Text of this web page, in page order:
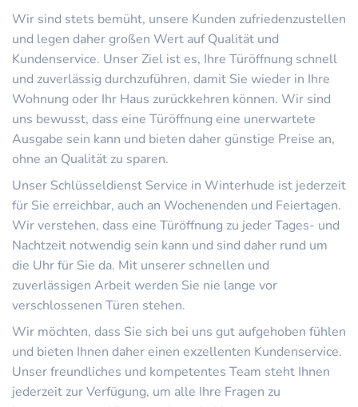
Wir sind stets bemüht, unsere Kunden zufriedenzustellen
und legen daher großen Wert auf Qualität und
Kundenservice. Unser Ziel ist es, Ihre Türöffnung schnell
und zuverlässig durchzuführen, damit Sie wieder in Ihre
Wohnung oder Ihr Haus zurückkehren können. Wir sind
uns bewusst, dass eine Türöffnung eine unerwartete
Ausgabe sein kann und bieten daher günstige Preise an,
ohne an Qualität zu sparen.
Unser Schlüsseldienst Service in Winterhude ist jederzeit
für Sie erreichbar, auch an Wochenenden und Feiertagen.
Wir verstehen, dass eine Türöffnung zu jeder Tages- und
Nachtzeit notwendig sein kann und sind daher rund um
die Uhr für Sie da. Mit unserer schnellen und
zuverlässigen Arbeit werden Sie nie lange vor
verschlossenen Türen stehen.
Wir möchten, dass Sie sich bei uns gut aufgehoben fühlen
und bieten Ihnen daher einen exzellenten Kundenservice.
Unser freundliches und kompetentes Team steht Ihnen
jederzeit zur Verfügung, um alle Ihre Fragen zu